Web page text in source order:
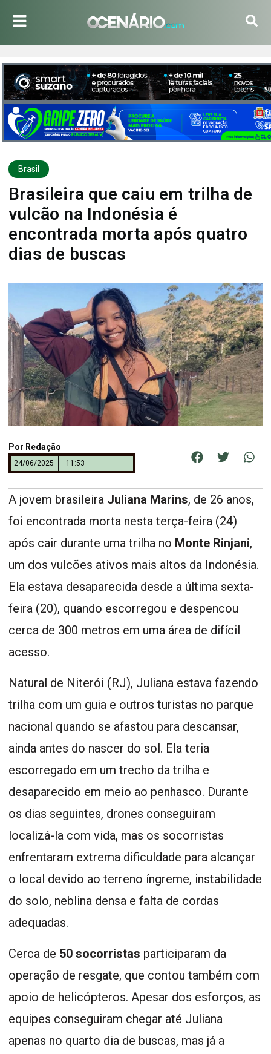
Brasil
Brasileira que caiu em trilha de
vulcão na Indonésia é
encontrada morta após quatro
dias de buscas
Por Redação
24/06/2025 11:53
A jovem brasileira Juliana Marins, de 26 anos,
foi encontrada morta nesta terça-feira (24)
após cair durante uma trilha no Monte Rinjani,
um dos vulcões ativos mais altos da Indonésia.
Ela estava desaparecida desde a última sexta-
feira (20), quando escorregou e despencou
cerca de 300 metros em uma área de difícil
acesso.
Natural de Niterói (RJ), Juliana estava fazendo
trilha com um guia e outros turistas no parque
nacional quando se afastou para descansar,
ainda antes do nascer do sol. Ela teria
escorregado em um trecho da trilha e
desaparecido em meio ao penhasco. Durante
os dias seguintes, drones conseguiram
localizá-la com vida, mas os socorristas
enfrentaram extrema dificuldade para alcançar
o local devido ao terreno íngreme, instabilidade
do solo, neblina densa e falta de cordas
adequadas.
Cerca de 50 socorristas participaram da
operação de resgate, que contou também com
apoio de helicópteros. Apesar dos esforços, as
equipes conseguiram chegar até Juliana
apenas no quarto dia de buscas, mas já a